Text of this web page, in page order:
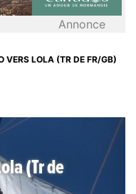
Annonce
VERS LOLA (TR DE FR/GB)
(Tr de